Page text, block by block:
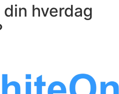
hverdag